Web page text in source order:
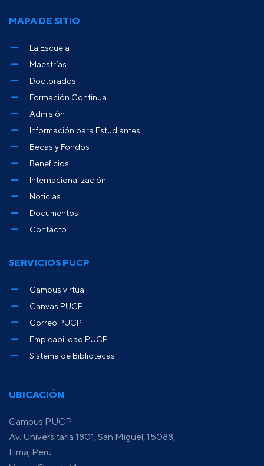
UBICACIÓN
Campus PUCP
Av. Universitaria 1801, San Miguel, 15088,
Lima, Perú
MAPA DE SITIO
La Escuela
Maestrías
Doctorados
Formación Continua
Admisión
Información para Estudiantes
Becas y Fondos
Beneficios
Internacionalización
Noticias
Documentos
Contacto
SERVICIOS PUCP
Campus virtual
Canvas PUCP
Correo PUCP
Empleabilidad PUCP
Sistema de Bibliotecas